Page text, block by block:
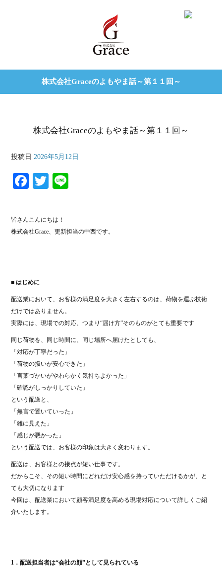
株式会社Graceのよもやま話～第１１回～
株式会社Graceのよもやま話～第１１回～
投稿日 2026年5月12日
Fa
bo
ok
T
tte
r
皆さんこんにちは！
株式会社Grace、更新担当の中西です。
■ はじめに
配送業において、お客様の満足度を大きく左右するのは、荷物を運ぶ技術
だけではありません。
実際には、現場での対応、つまり“届け方”そのものがとても重要です
同じ荷物を、同じ時間に、同じ場所へ届けたとしても、
「対応が丁寧だった」
「荷物の扱いが安心できた」
「言葉づかいがやわらかく気持ちよかった」
「確認がしっかりしていた」
という配送と、
「無言で置いていった」
「雑に見えた」
「感じが悪かった」
という配送では、お客様の印象は大きく変わります。
配送は、お客様との接点が短い仕事です。
だからこそ、その短い時間にどれだけ安心感を持っていただけるかが、と
ても大切になります
今回は、配送業において顧客満足度を高める現場対応について詳しくご紹
介いたします。
1．配送担当者は“会社の顔”として見られている